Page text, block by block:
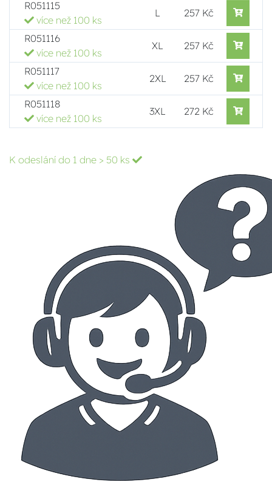
R051115
více než 100 ks
L 257 Kč
R051116
více než 100 ks
XL 257 Kč
R051117
více než 100 ks
2XL 257 Kč
R051118
více než 100 ks
3XL 272 Kč
K odeslání do 1 dne > 50 ks